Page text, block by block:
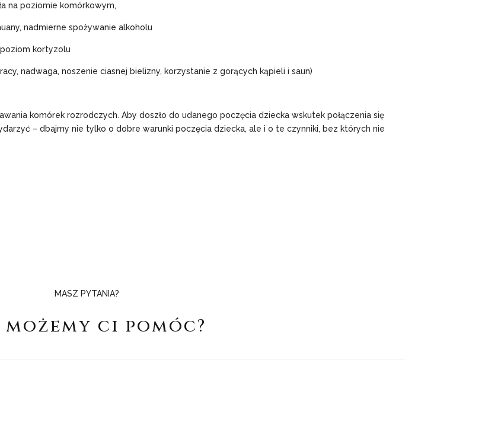
na poziomie komórkowym,
nadmierne spożywanie alkoholu
kortyzolu
nadwaga, noszenie ciasnej bielizny, korzystanie z gorących kąpieli i saun)
komórek rozrodczych. Aby doszło do udanego poczęcia dziecka wskutek połączenia się
– dbajmy nie tylko o dobre warunki poczęcia dziecka, ale i o te czynniki, bez których nie
MASZ PYTANIA?
możemy ci pomóc?